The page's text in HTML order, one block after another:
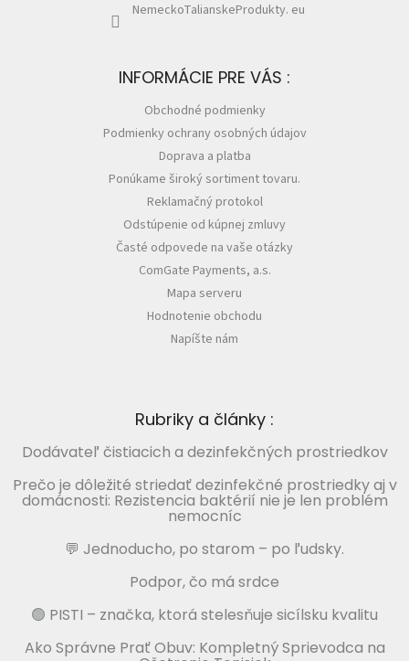
NemeckoTalianskeProdukty. eu
INFORMÁCIE PRE VÁS :
Obchodné podmienky
Podmienky ochrany osobných údajov
Doprava a platba
Ponúkame široký sortiment tovaru.
Reklamačný protokol
Odstúpenie od kúpnej zmluvy
Časté odpovede na vaše otázky
ComGate Payments, a.s.
Mapa serveru
Hodnotenie obchodu
Napíšte nám
Rubriky a články :
Dodávateľ čistiacich a dezinfekčných prostriedkov
Prečo je dôležité striedať dezinfekčné prostriedky aj v
domácnosti: Rezistencia baktérií nie je len problém
nemocníc
💬 Jednoducho, po starom – po ľudsky.
Podpor, čo má srdce
🟢 PISTI – značka, ktorá stelesňuje sicílsku kvalitu
Ako Správne Prať Obuv: Kompletný Sprievodca na